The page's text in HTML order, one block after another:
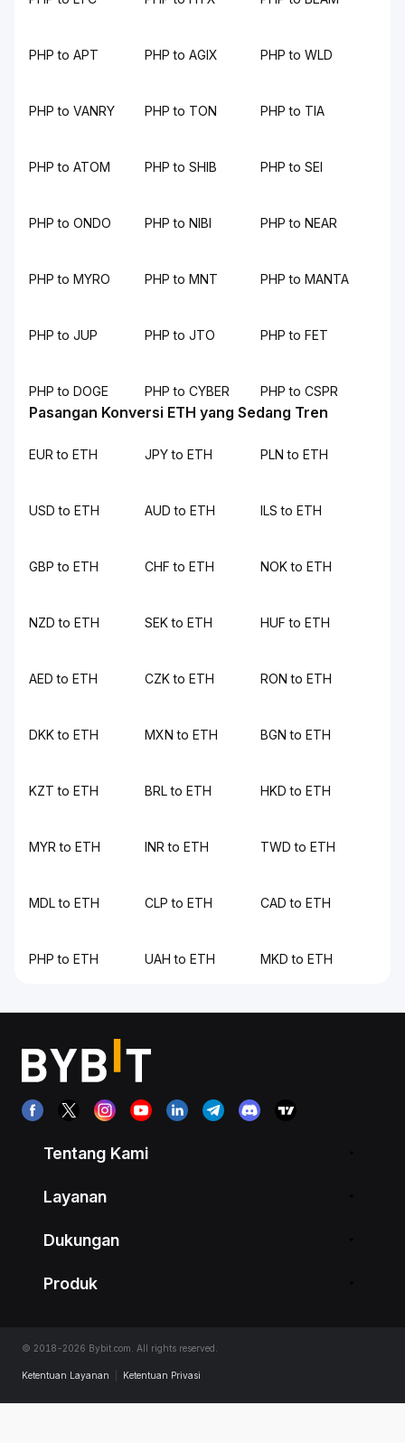
PHP to APT PHP to AGIX PHP to WLD
PHP to VANRY PHP to TON PHP to TIA
PHP to ATOM PHP to SHIB PHP to SEI
PHP to ONDO PHP to NIBI PHP to NEAR
PHP to MYRO PHP to MNT PHP to MANTA
PHP to JUP PHP to JTO PHP to FET
PHP to DOGE PHP to CYBER PHP to CSPR
Pasangan Konversi ETH yang Sedang Tren
EUR to ETH JPY to ETH PLN to ETH
USD to ETH AUD to ETH ILS to ETH
GBP to ETH CHF to ETH NOK to ETH
NZD to ETH SEK to ETH HUF to ETH
AED to ETH CZK to ETH RON to ETH
DKK to ETH MXN to ETH BGN to ETH
KZT to ETH BRL to ETH HKD to ETH
MYR to ETH INR to ETH TWD to ETH
MDL to ETH CLP to ETH CAD to ETH
PHP to ETH UAH to ETH MKD to ETH
Tentang Kami
Layanan
Dukungan
Produk
© 2018-2026 Bybit.com. All rights reserved.
Ketentuan Layanan Ketentuan Privasi